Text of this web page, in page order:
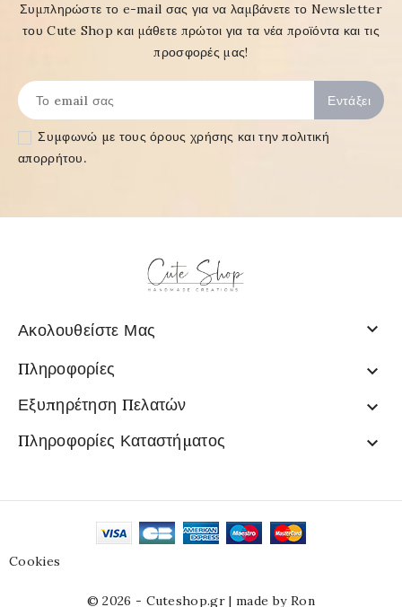
Συμπληρώστε το e-mail σας για να λαμβάνετε το Newsletter
του Cute Shop και μάθετε πρώτοι για τα νέα προϊόντα και τις
προσφορές μας!
Συμφωνώ με τουςόρους χρήσης και την πολιτική
απορρήτου.
Ακολουθείστε Μας 
Πληροφορίες 
Εξυπηρέτηση Πελατών 
Πληροφορίες Καταστήματος 
Cookies
© 2026 - Cuteshop.gr | made by Ron